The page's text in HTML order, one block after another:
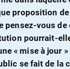
proposition
pensez-vous
pourrait-
« mise à jour »
se fait de la